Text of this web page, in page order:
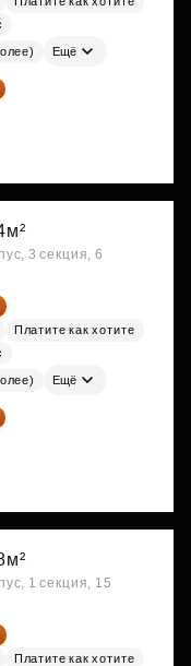
Ещё
3 секция, 6
Платите как хотите
Ещё
1 секция, 15
Платите как хотите